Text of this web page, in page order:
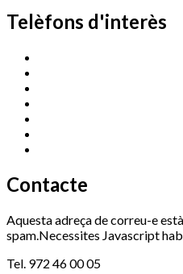
Telèfons d'interès
Contacte
Aquesta adreça de correu-e
spam.Necessites Javascript
Tel. 972 46 00 05